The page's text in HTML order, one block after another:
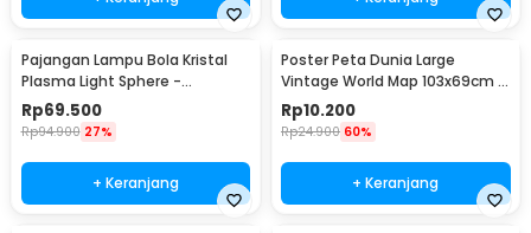
Pajangan Lampu Bola Kristal
Plasma Light Sphere -
ZC211700
Rp69.500
Rp94.900 27%
+ Keranjang
Poster Peta Dunia Large
Vintage World Map 103x69cm -
N401
Rp10.200
Rp24.900 60%
+ Keranjang